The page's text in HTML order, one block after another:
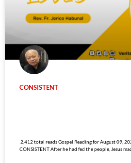
CONSISTENT
2,412 total reads Gospel Reading for August 09,
CONSISTENT After he had fed the people, Jesus